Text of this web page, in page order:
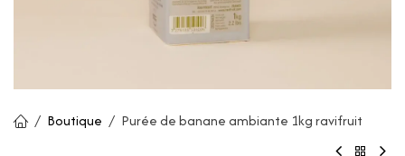
Boutique Purée de banane ambiante 1kg ravifruit